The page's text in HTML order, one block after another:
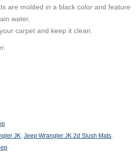
are molded in a black color and feature
water,
carpet and keep it clean.
JK, Jeep Wrangler JK 2d Slush Mats,